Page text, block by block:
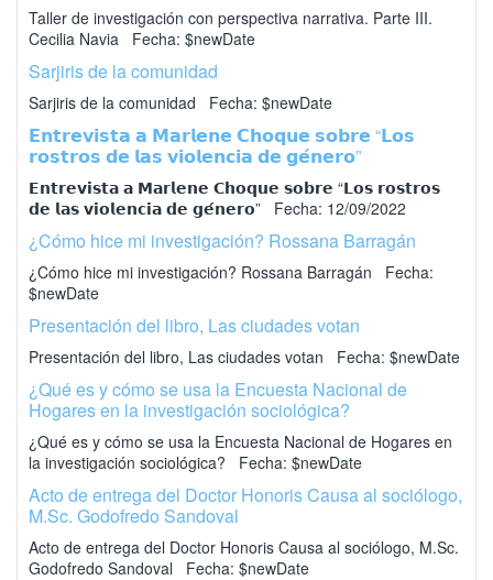
Taller de investigación con perspectiva narrativa. Parte III.
Cecilia Navia Fecha: $newDate
Sarjiris de la comunidad
Sarjiris de la comunidad Fecha: $newDate
𝗘𝗻𝘁𝗿𝗲𝘃𝗶𝘀𝘁𝗮 𝗮 𝗠𝗮𝗿𝗹𝗲𝗻𝗲 𝗖𝗵𝗼𝗾𝘂𝗲 𝘀𝗼𝗯𝗿𝗲 “𝗟𝗼𝘀
𝗿𝗼𝘀𝘁𝗿𝗼𝘀 𝗱𝗲 𝗹𝗮𝘀 𝘃𝗶𝗼𝗹𝗲𝗻𝗰𝗶𝗮 𝗱𝗲 𝗴𝗲́𝗻𝗲𝗿𝗼”
𝗘𝗻𝘁𝗿𝗲𝘃𝗶𝘀𝘁𝗮 𝗮 𝗠𝗮𝗿𝗹𝗲𝗻𝗲 𝗖𝗵𝗼𝗾𝘂𝗲 𝘀𝗼𝗯𝗿𝗲 “𝗟𝗼𝘀 𝗿𝗼𝘀𝘁𝗿𝗼𝘀
𝗱𝗲 𝗹𝗮𝘀 𝘃𝗶𝗼𝗹𝗲𝗻𝗰𝗶𝗮 𝗱𝗲 𝗴𝗲́𝗻𝗲𝗿𝗼” Fecha: 12/09/2022
¿Cómo hice mi investigación? Rossana Barragán
¿Cómo hice mi investigación? Rossana Barragán Fecha:
$newDate
Presentación del libro, Las ciudades votan
Presentación del libro, Las ciudades votan Fecha: $newDate
¿Qué es y cómo se usa la Encuesta Nacional de
Hogares en la investigación sociológica?
¿Qué es y cómo se usa la Encuesta Nacional de Hogares en
la investigación sociológica? Fecha: $newDate
Acto de entrega del Doctor Honoris Causa al sociólogo,
M.Sc. Godofredo Sandoval
Acto de entrega del Doctor Honoris Causa al sociólogo, M.Sc.
Godofredo Sandoval Fecha: $newDate